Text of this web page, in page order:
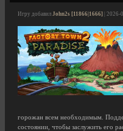
Игру добавил John2s [11866|1666] | 2026-
горожан всем необходимым.
состоянии, чтобы заслужить его